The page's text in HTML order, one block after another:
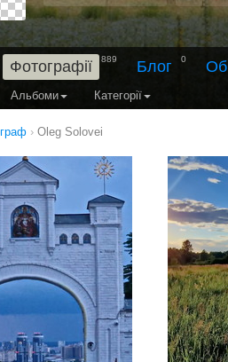
Фотографії 889 Блог 0
Альбоми Категорії
› Oleg Solovei